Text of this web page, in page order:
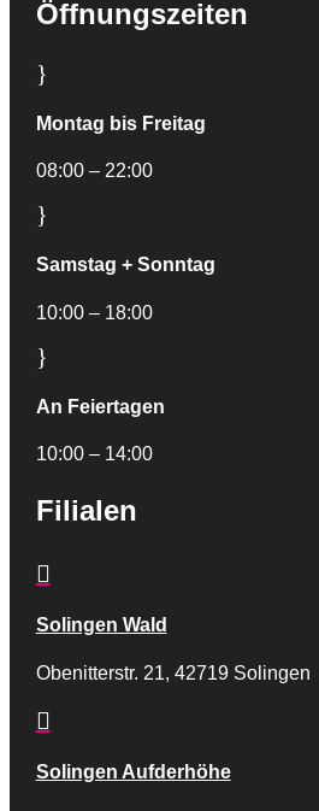
Öffnungszeiten
}
Montag bis Freitag
08:00 – 22:00
}
Samstag + Sonntag
10:00 – 18:00
}
An Feiertagen
10:00 – 14:00
Filialen

Solingen Wald
Obenitterstr. 21, 42719 Solingen

Solingen Aufderhöhe